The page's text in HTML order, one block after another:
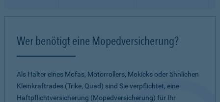
Wer benötigt eine Mopedversicherung?
Als Halter eines Mofas, Motorrollers, Mokicks oder ähnlichen
Kleinkraftrades (Trike, Quad) sind Sie verpflichtet, eine
Haftpflichtversicherung (Mopedversicherung) für Ihr